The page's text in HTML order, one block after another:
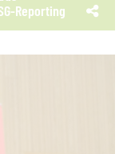
Reporting